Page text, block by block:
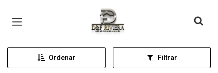
Página inicial
Ordenar Filtrar